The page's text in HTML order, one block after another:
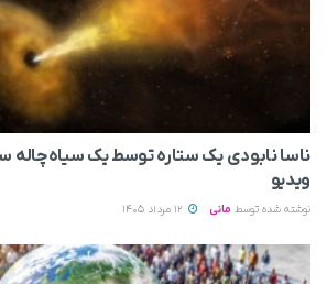
ناسا نابودی یک ستاره توسط یک سیاه‌چاله
ویدیو
نوشته شده توسط مانی